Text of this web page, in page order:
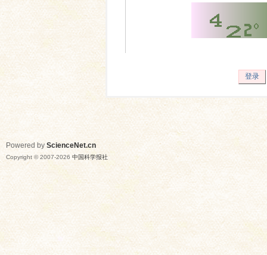
登录
Powered by ScienceNet.cn
Copyright © 2007-2026 中国科学报社